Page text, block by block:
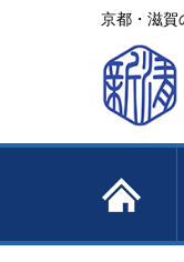
京都・滋賀